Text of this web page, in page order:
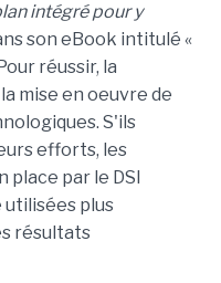
intégré pour y
son eBook intitulé «
réussir, la
mise en oeuvre de
S'ils
efforts, les
par le DSI
utilisées plus
résultats